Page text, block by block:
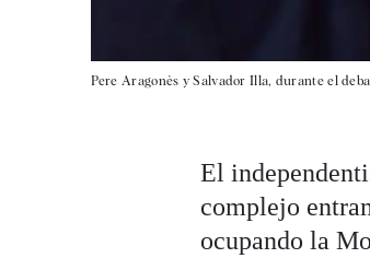
Pere Aragonès y Salvador Illa, durante el
El
complejo
ocupando la